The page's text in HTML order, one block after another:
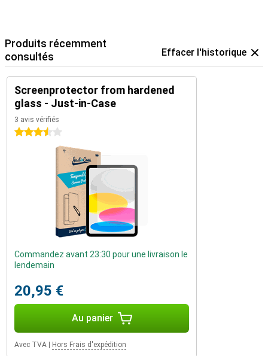
Produits récemment
consultés
Effacer l'historique
Screenprotector from hardened
glass - Just-in-Case
3 avis vérifiés
3.5 étoiles
Commandez avant 23:30 pour une livraison le
lendemain
20,95 €
Au panier
Avec TVA Hors Frais d'expédition